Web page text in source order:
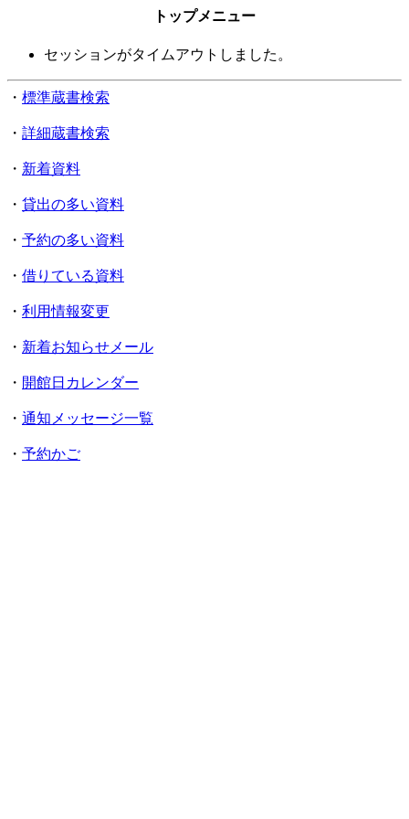
トップメニュー
セッションがタイムアウトしました。
・ 標準蔵書検索
・ 詳細蔵書検索
・ 新着資料
・ 貸出の多い資料
・ 予約の多い資料
・ 借りている資料
・ 利用情報変更
・ 新着お知らせメール
・ 開館日カレンダー
・ 通知メッセージ一覧
・ 予約かご